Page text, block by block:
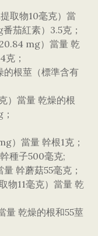
取物10毫克）當
茄紅素）3.5克；
mg）當量 乾
；
的根莖（標準含有
）當量 乾燥的根
）當量 幹根1克；
種子500毫克;
幹蘑菇55毫克；
11毫克）當量 乾
量 乾燥的根和55莖